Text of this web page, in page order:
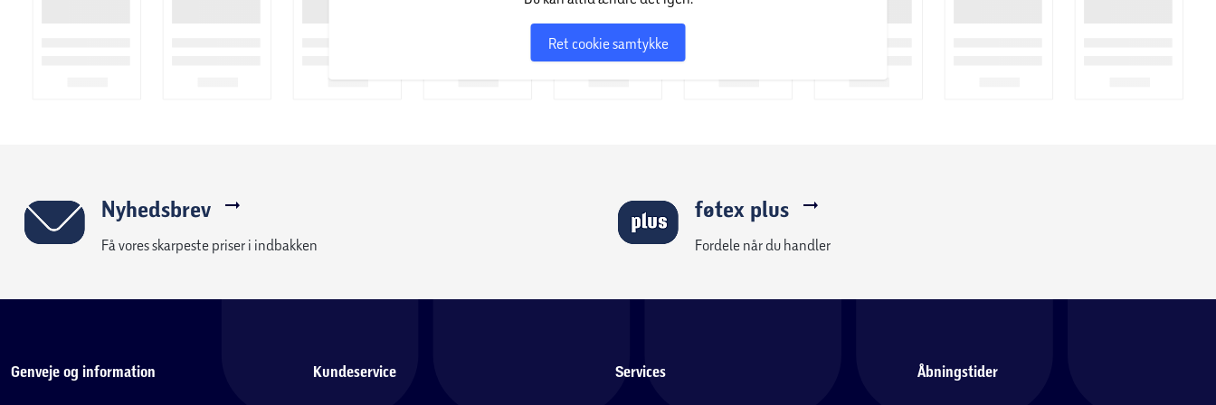
Ret cookie samtykke
Nyhedsbrev
Få vores skarpeste priser i indbakken
føtex plus
Fordele når du handler
Genveje og information Kundeservice Services Åbningstider